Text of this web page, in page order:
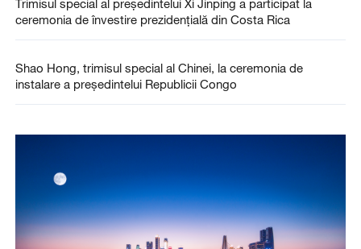
Trimisul special al președintelui Xi Jinping a participat la
ceremonia de învestire prezidențială din Costa Rica
Shao Hong, trimisul special al Chinei, la ceremonia de
instalare a președintelui Republicii Congo